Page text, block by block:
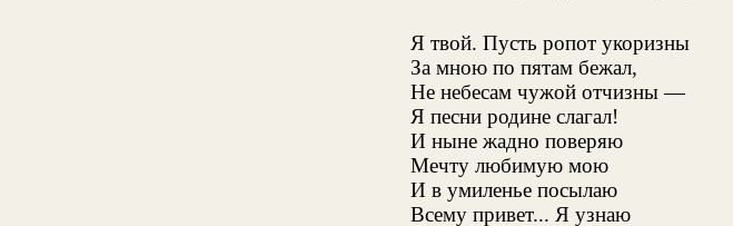
Я твой. Пусть ропот укоризны
За мною по пятам бежал,
Не небесам чужой отчизны —
Я песни родине слагал!
И ныне жадно поверяю
Мечту любимую мою
И в умиленье посылаю
Всему привет... Я узнаю